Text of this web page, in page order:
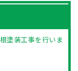
塗装工事を行いま